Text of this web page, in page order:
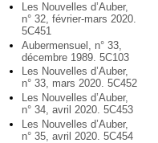
Les Nouvelles d’Auber,
n° 32, février-mars 2020.
5C451
Aubermensuel, n° 33,
décembre 1989. 5C103
Les Nouvelles d’Auber,
n° 33, mars 2020. 5C452
Les Nouvelles d’Auber,
n° 34, avril 2020. 5C453
Les Nouvelles d’Auber,
n° 35, avril 2020. 5C454